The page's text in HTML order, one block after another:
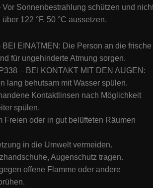
Vor Sonnenbestrahlung schützen und
122 °F, 50 °C aussetzen.
BEI EINATMEN: Die Person an die frische
für ungehinderte Atmung sorgen.
– BEI KONTAKT MIT DEN AUGEN:
lang behutsam mit Wasser spülen.
Kontaktlinsen nach Möglichkeit
spülen.
Freien oder in gut belüfteten Räumen
in die Umwelt vermeiden.
Augenschutz tragen.
offene Flamme oder andere